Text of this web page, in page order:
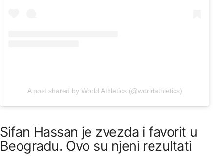
A post shared by World Athletics (@worldathletics)
Sifan Hassan je zvezda i favorit u
Beogradu. Ovo su njeni rezultati